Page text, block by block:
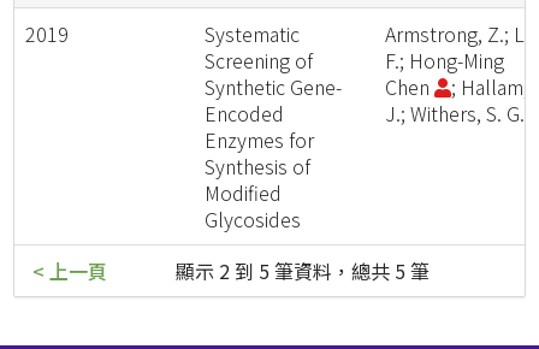
2019
Systematic
Screening of
Synthetic Gene-
Encoded
Enzymes for
Synthesis of
Modified
Glycosides
Armstrong, Z.;
F.; Hong-Ming
Chen
; Hallam,
J.; Withers, S. G.
顯示 2 到 5 筆資料，總共 5 筆
< 上一頁